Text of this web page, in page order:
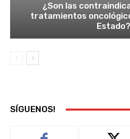
¿Son las
tratamientos
Estado?
SÍGUENOS!